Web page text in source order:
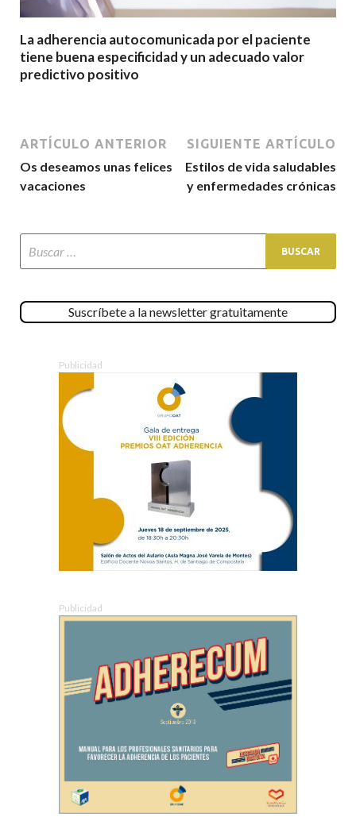
La adherencia autocomunicada por el paciente
tiene buena especificidad y un adecuado valor
predictivo positivo
ARTÍCULO ANTERIOR
Os deseamos unas felices
vacaciones
SIGUIENTE ARTÍCULO
Estilos de vida saludables
y enfermedades crónicas
Suscríbete a la newsletter gratuitamente
Publicidad
Publicidad